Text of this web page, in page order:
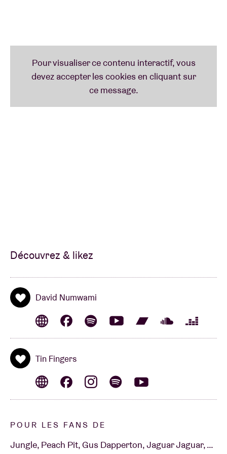
Découvrez & likez
David Numwami
Tin Fingers
POUR LES FANS DE
Jungle, Peach Pit, Gus Dapperton, Jaguar Jaguar, …